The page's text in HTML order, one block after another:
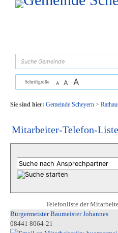
Zum Inhalt, zur Navigationoder zur
Schriftgröße A A A
Sie sind hier: Gemeinde Scheyern>
Mitarbeiter-Telefon-Liste
Telefonliste der
Bürgermeister Baumeister Johannes
08441 8064-21